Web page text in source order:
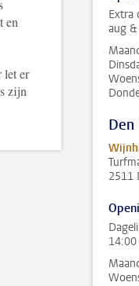
en
let er
zijn
Extra
aug
Den
2511